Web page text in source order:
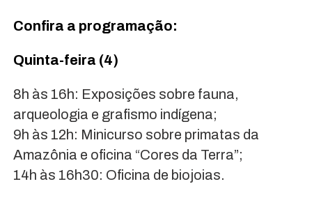
Confira a programação:
Quinta-feira (4)
8h às 16h: Exposições sobre fauna,
arqueologia e grafismo indígena;
9h às 12h: Minicurso sobre primatas da
Amazônia e oficina “Cores da Terra”;
14h às 16h30: Oficina de biojoias.